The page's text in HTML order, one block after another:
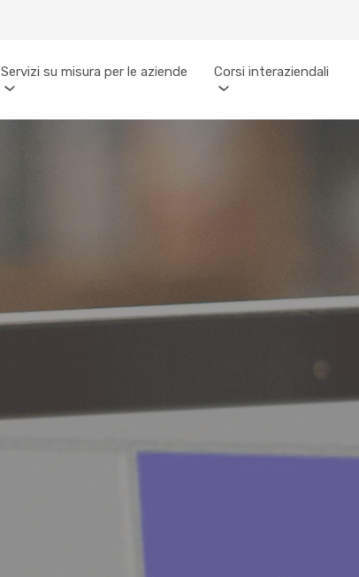
Servizi su misura per le aziende Corsi interaziendali